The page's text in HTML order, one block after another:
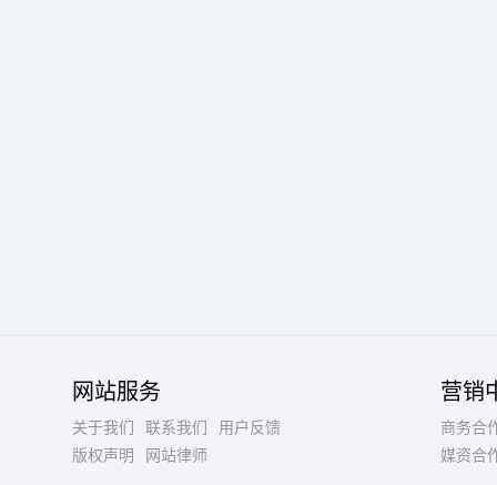
网站服务
关于我们 联系我们
用户反馈
版权声明
网站律师
营销
商务合
媒资合